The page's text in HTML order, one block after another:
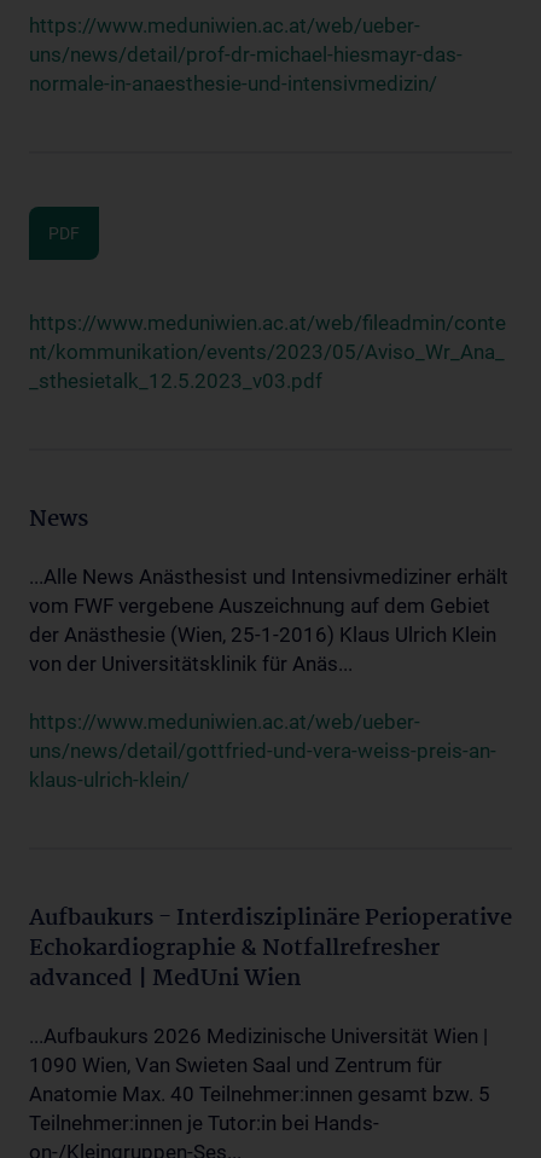
https://www.meduniwien.ac.at/web/ueber-
uns/news/detail/prof-dr-michael-hiesmayr-das-
normale-in-anaesthesie-und-intensivmedizin/
PDF
https://www.meduniwien.ac.at/web/fileadmin/conte
nt/kommunikation/events/2023/05/Aviso_Wr_Ana_
_sthesietalk_12.5.2023_v03.pdf
News
...Alle News Anästhesist und Intensivmediziner erhält
vom FWF vergebene Auszeichnung auf dem Gebiet
der Anästhesie (Wien, 25-1-2016) Klaus Ulrich Klein
von der Universitätsklinik für Anäs...
https://www.meduniwien.ac.at/web/ueber-
uns/news/detail/gottfried-und-vera-weiss-preis-an-
klaus-ulrich-klein/
Aufbaukurs - Interdisziplinäre Perioperative
Echokardiographie & Notfallrefresher
advanced | MedUni Wien
...Aufbaukurs 2026 Medizinische Universität Wien |
1090 Wien, Van Swieten Saal und Zentrum für
Anatomie Max. 40 Teilnehmer:innen gesamt bzw. 5
Teilnehmer:innen je Tutor:in bei Hands-
on-/Kleingruppen-Ses...